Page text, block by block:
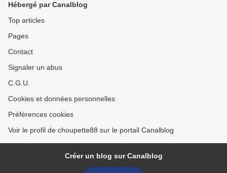
Hébergé par Canalblog
Top articles
Pages
Contact
Signaler un abus
C.G.U.
Cookies et données personnelles
Préférences cookies
Voir le profil de choupette88 sur le portail Canalblog
Créer un blog sur Canalblog